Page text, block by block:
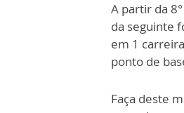
A partir da
da seguinte
em 1
ponto de
Faça deste